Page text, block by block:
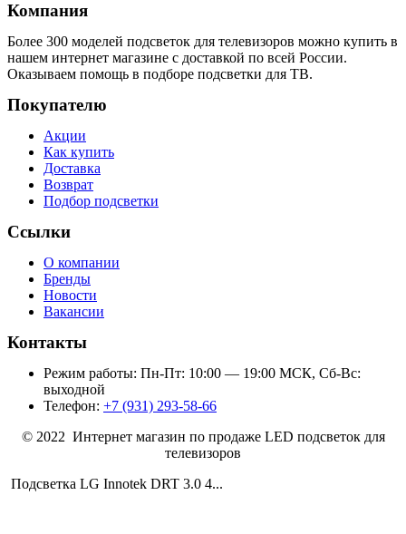
Компания
Более 300 моделей подсветок для телевизоров можно купить в
нашем интернет магазине с доставкой по всей России.
Оказываем помощь в подборе подсветки для ТВ.
Покупателю
Акции
Как купить
Доставка
Возврат
Подбор подсветки
Ссылки
О компании
Бренды
Новости
Вакансии
Контакты
Режим работы: Пн-Пт: 10:00 — 19:00 МСК, Сб-Вс:
выходной
Телефон: +7 (931) 293-58-66
© 2022 Интернет магазин по продаже LED подсветок для
телевизоров
Подсветка LG Innotek DRT 3.0 4...